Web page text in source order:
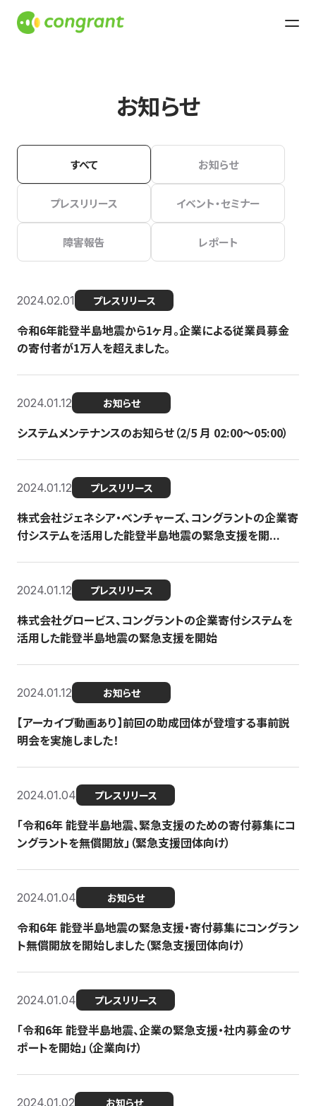
お知らせ
すべて お知らせ
プレスリリース イベント・セミナー
障害報告 レポート
2024.02.01 プレスリリース
令和6年能登半島地震から1ヶ月。企業による従業員募金
の寄付者が1万人を超えました。
2024.01.12 お知らせ
システムメンテナンスのお知らせ（2/5 月 02:00〜05:00）
2024.01.12 プレスリリース
株式会社ジェネシア・ベンチャーズ、コングラントの企業寄
付システムを活用した能登半島地震の緊急支援を開...
2024.01.12 プレスリリース
株式会社グロービス、コングラントの企業寄付システムを
活用した能登半島地震の緊急支援を開始
2024.01.12 お知らせ
【アーカイブ動画あり】前回の助成団体が登壇する事前説
明会を実施しました！
2024.01.04 プレスリリース
「令和6年 能登半島地震、緊急支援のための寄付募集にコ
ングラントを無償開放」（緊急支援団体向け）
2024.01.04 お知らせ
令和6年 能登半島地震の緊急支援・寄付募集にコングラン
ト無償開放を開始しました（緊急支援団体向け）
2024.01.04 プレスリリース
「令和6年 能登半島地震、企業の緊急支援・社内募金のサ
ポートを開始」（企業向け）
2024.01.02 お知らせ